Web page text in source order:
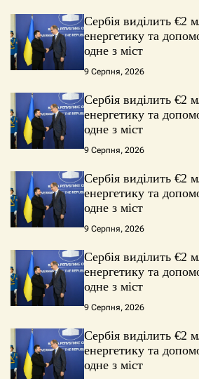
Сербія виділить €2
енергетику та
одне з міст
9 Серпня, 2026
Сербія виділить €2
енергетику та
одне з міст
9 Серпня, 2026
Сербія виділить €2
енергетику та
одне з міст
9 Серпня, 2026
Сербія виділить €2
енергетику та
одне з міст
9 Серпня, 2026
Сербія виділить €2
енергетику та
одне з міст